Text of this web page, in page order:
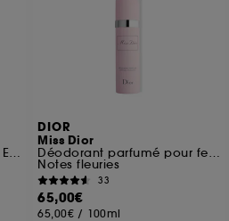
Déodorant Fleur de Coton Efficacité 24H
DIOR
Miss Dior
Déodorant parfumé pour femme vaporisateur
Notes fleuries
33
65,00€
65,00€ / 100ml